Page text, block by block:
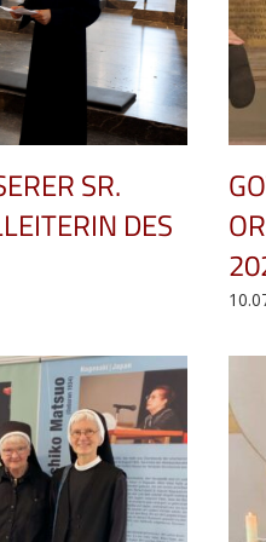
SR.
DES